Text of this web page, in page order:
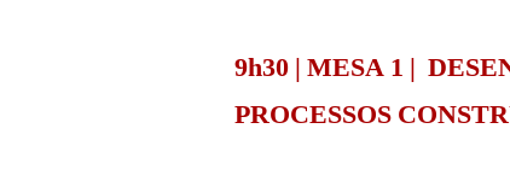
9h30 | MESA 1 |
PROCESSOS